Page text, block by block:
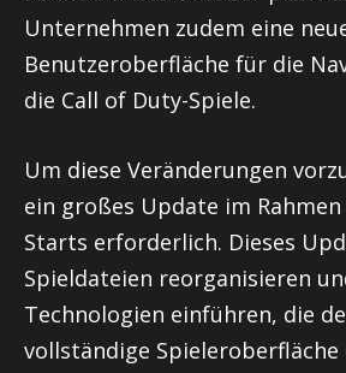
Unternehmen zudem eine
Benutzeroberfläche für die
die Call of Duty-Spiele.
Um diese Veränderungen
ein großes Update im Rahmen
Starts erforderlich. Dieses
Spieldateien reorganisieren
Technologien einführen, die
vollständige Spieleroberfläche